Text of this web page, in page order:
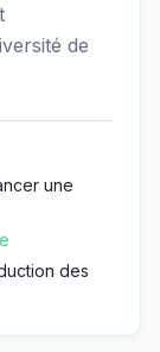
de
une
des